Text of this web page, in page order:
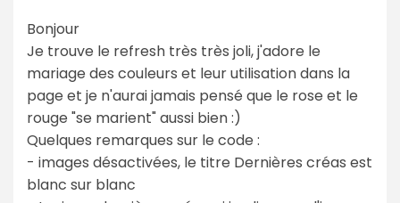
Bonjour
Je trouve le refresh très très joli, j'adore le
mariage des couleurs et leur utilisation dans la
page et je n'aurai jamais pensé que le rose et le
rouge "se marient" aussi bien :)
Quelques remarques sur le code :
- images désactivées, le titre Dernières créas est
blanc sur blanc